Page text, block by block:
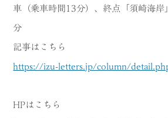
車（乗車時間13分）、終点「須崎海岸
分
記事はこちら
https://izu-letters.jp/column/
HPはこちら